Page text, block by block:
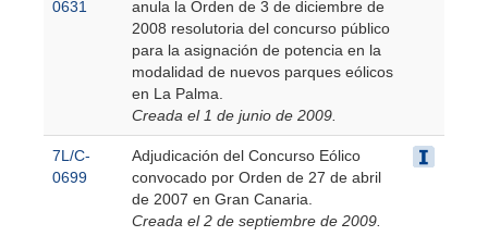
0631
anula la Orden de 3 de diciembre de
2008 resolutoria del concurso público
para la asignación de potencia en la
modalidad de nuevos parques eólicos
en La Palma.
Creada el 1 de junio de 2009.
7L/C-
0699
Adjudicación del Concurso Eólico
convocado por Orden de 27 de abril
de 2007 en Gran Canaria.
Creada el 2 de septiembre de 2009.